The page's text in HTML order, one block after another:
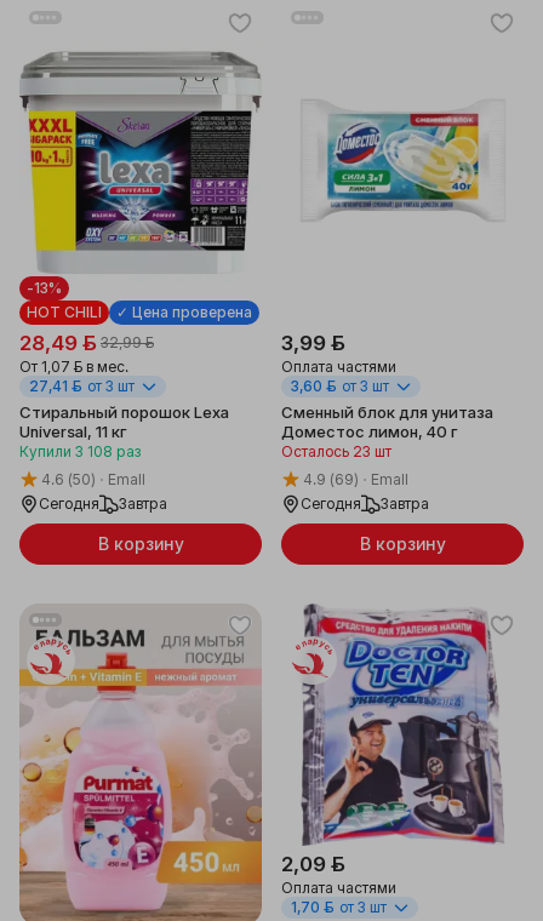
✓ Цена проверена
HOT CHILI
-13%
28,49 ƃ 32,99 ƃ
От 1,07 ƃ в мес.
27,41 ƃ от 3 шт
Стиральный порошок Lexa
Universal, 11 кг
Купили 3 108 раз
4.6 (50)
Emall
Сегодня
Завтра
В корзину
3,99 ƃ
Оплата частями
3,60 ƃ от 3 шт
Сменный блок для унитаза
Доместос лимон, 40 г
Осталось 23 шт
4.9 (69)
Emall
Сегодня
Завтра
В корзину
Беларусь Беларусь
2,09 ƃ
Оплата частями
1,70 ƃ от 3 шт